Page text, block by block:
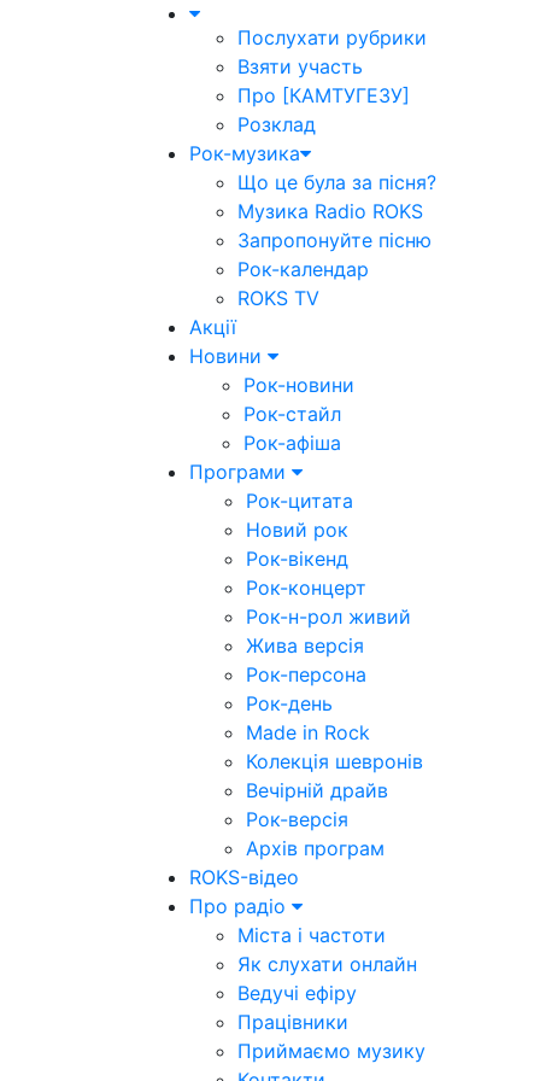
Послухати рубрики
Взяти участь
Про [КАМТУГЕЗУ]
Розклад
Рок-музика
Що це була за пісня?
Музика Radio ROKS
Запропонуйте пісню
Рок-календар
ROKS TV
Акції
Новини
Рок-новини
Рок-стайл
Рок-афіша
Програми
Рок-цитата
Новий рок
Рок-вікенд
Рок-концерт
Рок-н-рол живий
Жива версія
Рок-персона
Рок-день
Made in Rock
Колекція шевронів
Вечірній драйв
Рок-версія
Архів програм
ROKS-відео
Про радіо
Міста і частоти
Як слухати онлайн
Ведучі ефіру
Працівники
Приймаємо музику